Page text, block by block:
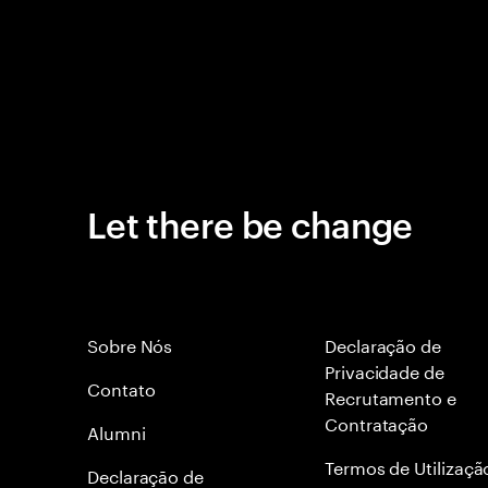
Let there be change
Sobre Nós
Contato
Alumni
Declaraçāo de
Declaração de
Privacidade de
Recrutamento e
Contratação
Termos de